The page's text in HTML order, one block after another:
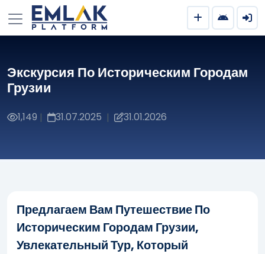
Экскурсия По Историческим Городам
Грузии
1,149 | 31.07.2025 | 31.01.2026
Предлагаем Вам Путешествие По
Историческим Городам Грузии,
Увлекательный Тур, Который